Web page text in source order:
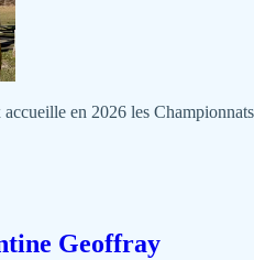
en 2026 les
Geoffray